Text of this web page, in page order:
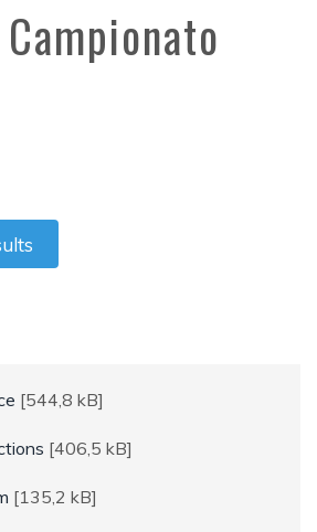
[544,8 kB]
[406,5 kB]
[135,2 kB]